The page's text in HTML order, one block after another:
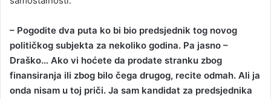
– Pogodite dva puta ko bi bio predsjednik tog novog
političkog subjekta za nekoliko godina. Pa jasno –
Draško… Ako vi hoćete da prodate stranku zbog
finansiranja ili zbog bilo čega drugog, recite odmah. Ali ja
onda nisam u toj priči. Ja sam kandidat za predsjednika